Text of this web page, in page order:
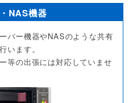
NAS機器
バー機器やNASのような共有
います。
等の出張には対応していませ